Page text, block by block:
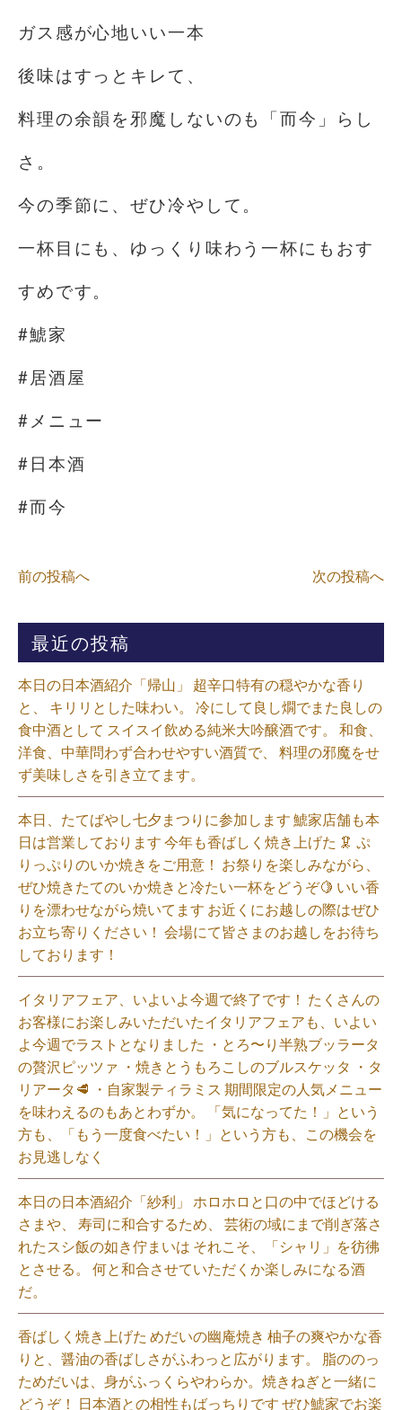
ガス感が心地いい一本
後味はすっとキレて、
料理の余韻を邪魔しないのも「而今」らし
さ。
今の季節に、ぜひ冷やして。
一杯目にも、ゆっくり味わう一杯にもおす
すめです。
#鯱家
#居酒屋
#メニュー
#日本酒
#而今
前の投稿へ 次の投稿へ
最近の投稿
本日の日本酒紹介「帰山」 超辛口特有の穏やかな香り
と、 キリリとした味わい。 冷にして良し燗でまた良しの
食中酒として スイスイ飲める純米大吟醸酒です。 和食、
洋食、中華問わず合わせやすい酒質で、 料理の邪魔をせ
ず美味しさを引き立てます。
本日、たてばやし七夕まつりに参加します 鯱家店舗も本
日は営業しております️ 今年も香ばしく焼き上げた 🦑 ぷ
りっぷりのいか焼きをご用意！ お祭りを楽しみながら、
ぜひ焼きたてのいか焼きと冷たい一杯をどうぞ🍋 いい香
りを漂わせながら焼いてます お近くにお越しの際はぜひ
お立ち寄りください！ 会場にて皆さまのお越しをお待ち
しております！
イタリアフェア、いよいよ今週で終了です！ たくさんの
お客様にお楽しみいただいたイタリアフェアも、いよい
よ今週でラストとなりました ・とろ〜り半熟ブッラータ
の贅沢ピッツァ ・焼きとうもろこしのブルスケッタ ・タ
リアータ🥩 ・自家製ティラミス 期間限定の人気メニュー
を味わえるのもあとわずか。 「気になってた！」という
方も、「もう一度食べたい！」という方も、この機会を
お見逃しなく⁡
本日の日本酒紹介「紗利」 ホロホロと口の中でほどける
さまや、 寿司に和合するため、 芸術の域にまで削ぎ落さ
れたスシ飯の如き佇まいは それこそ、「シャリ」を彷彿
とさせる。 何と和合させていただくか楽しみになる酒
だ。⁡
香ばしく焼き上げた めだいの幽庵焼き 柚子の爽やかな香
りと、醤油の香ばしさがふわっと広がります。 脂ののっ
ためだいは、身がふっくらやわらか。焼きねぎと一緒に
どうぞ！ 日本酒との相性もばっちりです ぜひ鯱家でお楽